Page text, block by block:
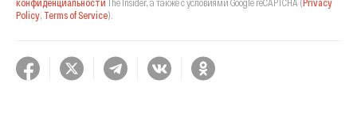
конфиденциальности The Insider, а также с условиями Google reCAPTCHA ( Privacy
Policy, Terms of Service).